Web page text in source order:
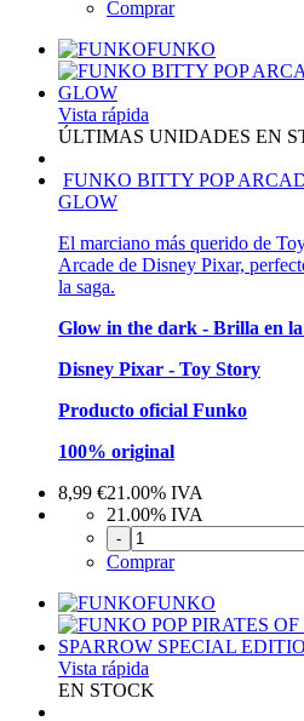
Comprar
FUNKO
Vista rápida
ÚLTIMAS UNIDADES EN
FUNKO BITTY POP
GLOW
El marciano más querido de
Arcade de Disney Pixar,
la saga.
Glow in the dark - Brilla en
Disney Pixar - Toy Story
Producto oficial Funko
100% original
8,99 €21.00% IVA
21.00% IVA
-
Comprar
FUNKO
Vista rápida
EN STOCK